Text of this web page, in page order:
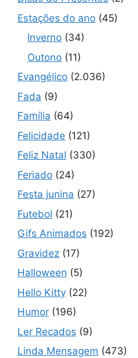
Estações do ano (45)
Inverno (34)
Outono (11)
Evangélico (2.036)
Fada (9)
Família (64)
Felicidade (121)
Feliz Natal (330)
Feriado (24)
Festa junina (27)
Futebol (21)
Gifs Animados (192)
Gravidez (17)
Halloween (5)
Hello Kitty (22)
Humor (196)
Ler Recados (9)
Linda Mensagem (473)